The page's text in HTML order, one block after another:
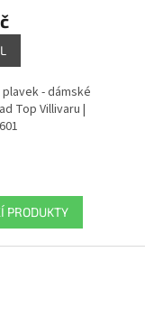
plavek - dámské
Top Villivaru |
PRODUKTY